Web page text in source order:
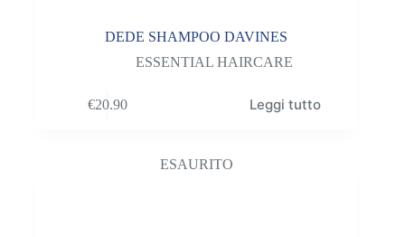
DEDE SHAMPOO DAVINES
ESSENTIAL HAIRCARE
€20.90 Leggi tutto
ESAURITO